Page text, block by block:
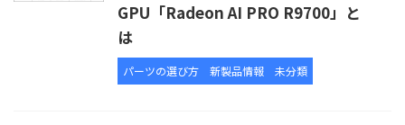
GPU「Radeon AI PRO R9700」と
は
パーツの選び方 新製品情報 未分類